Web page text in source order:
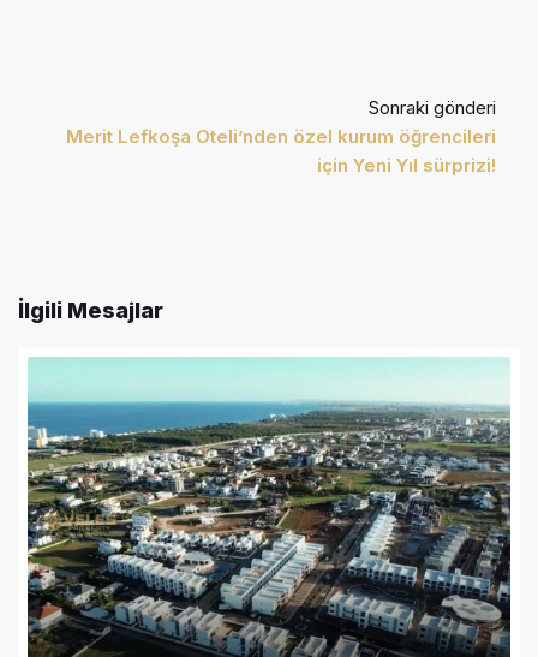
Sonraki gönderi
Merit Lefkoşa Oteli’nden özel kurum öğrencileri
için Yeni Yıl sürprizi!
İlgili Mesajlar